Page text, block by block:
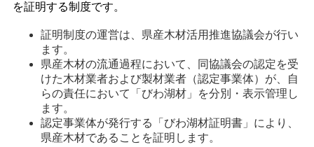
を証明する制度です。
証明制度の運営は、県産木材活用推進協議会が行い
ます。
県産木材の流通過程において、同協議会の認定を受
けた木材業者および製材業者（認定事業体）が、自
らの責任において「びわ湖材」を分別・表示管理し
ます。
認定事業体が発行する「びわ湖材証明書」により、
県産木材であることを証明します。